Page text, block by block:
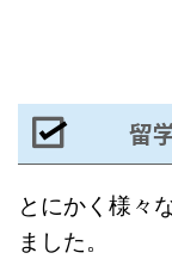
留
とにかく様々
ました。